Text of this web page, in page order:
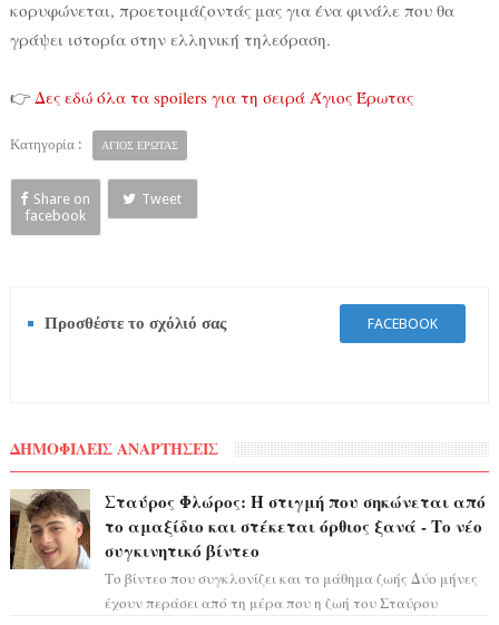
κορυφώνεται, προετοιμάζοντάς μας για ένα φινάλε που θα
γράψει ιστορία στην ελληνική τηλεόραση.
👉 Δες εδώ όλα τα spoilers για τη σειρά Άγιος Έρωτας
Κατηγορία : ΑΓΙΟΣ ΕΡΩΤΑΣ
Share on
facebook
Tweet
Προσθέστε το σχόλιό σας FACEBOOK
ΔΗΜΟΦΙΛΕΙΣ ΑΝΑΡΤΗΣΕΙΣ
Σταύρος Φλώρος: Η στιγμή που σηκώνεται από
το αμαξίδιο και στέκεται όρθιος ξανά - Το νέο
συγκινητικό βίντεο
Το βίντεο που συγκλονίζει και το μάθημα ζωής Δύο μήνες
έχουν περάσει από τη μέρα που η ζωή του Σταύρου